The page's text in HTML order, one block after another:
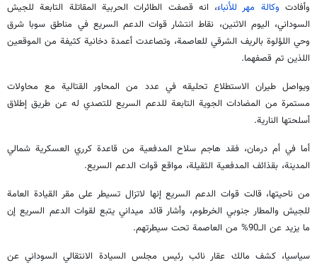
وأفادت وكالة مهر للأنباء، انه قصفت الطائرات الحربية المقاتلة التابعة للجيش
السوداني، اليوم الاثنين، نقاط انتشار قوات الدعم السريع في مناطق سوبا شرق
وحي اللؤلوة بالريف الشرقي للعاصمة، وتصاعدت أعمدة دخانية كثيفة من الموقعين
اللذين تم قصفهما.
ويواصل طيران الاستطلاع تحليقه في عدد من المحاور القتالية مع محاولات
مستمرة من المضادات الجوية التابعة للدعم السريع للتصدي له عن طريق إطلاق
أسلحتها النارية.
أما في أم درمان، فقد هاجم سلاح المدفعية من قاعدة كرري العسكرية شمالي
المدينة، بقذائف المدفعية الثقيلة، مواقع قوات الدعم السريع.
من ناحيتها، قالت قوات الدعم السريع إنها لاتزال تسيطر على مقر القيادة العامة
للجيش والمطار جنوبي الخرطوم، وأشار قائد ميداني يتبع لقوات الدعم السريع إن
ما يزيد عن الــ90% من العاصمة تحت سيطرتهم.
سياسيا، كشف مالك عقار نائب رئيس مجلس السيادة الانتقالي السوداني عن